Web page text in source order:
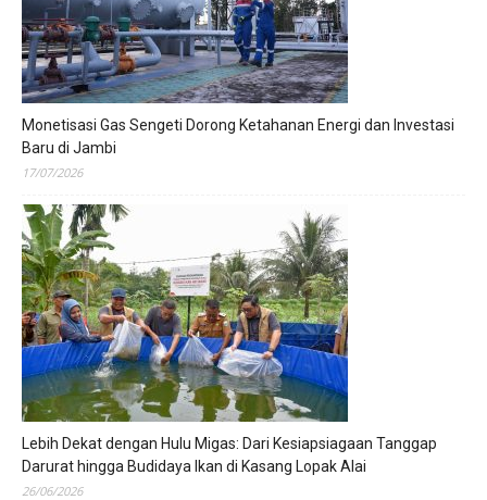
Monetisasi Gas Sengeti Dorong Ketahanan Energi dan Investasi
Baru di Jambi
17/07/2026
Lebih Dekat dengan Hulu Migas: Dari Kesiapsiagaan Tanggap
Darurat hingga Budidaya Ikan di Kasang Lopak Alai
26/06/2026